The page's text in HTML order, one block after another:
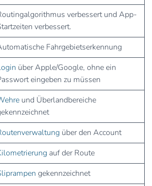
verbessert und App-
verbessert.
Fahrgebietserkennung
über Apple/Google, ohne ein
eingeben zu müssen
und Überlandbereiche
über den Account
auf der Route
gekennzeichnet